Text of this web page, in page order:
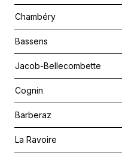
Chambéry
Bassens
Jacob-Bellecombette
Cognin
Barberaz
La Ravoire